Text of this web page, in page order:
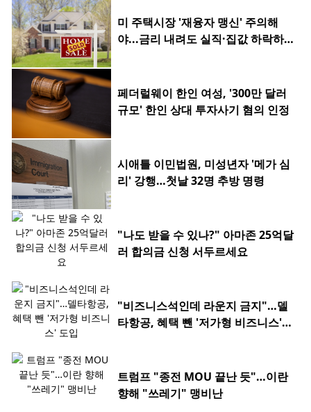
미 주택시장 '재융자 맹신' 주의해
야...금리 내려도 실직·집값 하락하
페더럴웨이 한인 여성, '300만 달러
규모' 한인 상대 투자사기 혐의 인정
시애틀 이민법원, 미성년자 '메가 심
리' 강행…첫날 32명 추방 명령
"나도 받을 수 있나?" 아마존 25억달
러 합의금 신청 서두르세요
"비즈니스석인데 라운지 금지"…델
타항공, 혜택 뺀 '저가형 비즈니스'
트럼프 "종전 MOU 끝난 듯"…이란
향해 "쓰레기" 맹비난